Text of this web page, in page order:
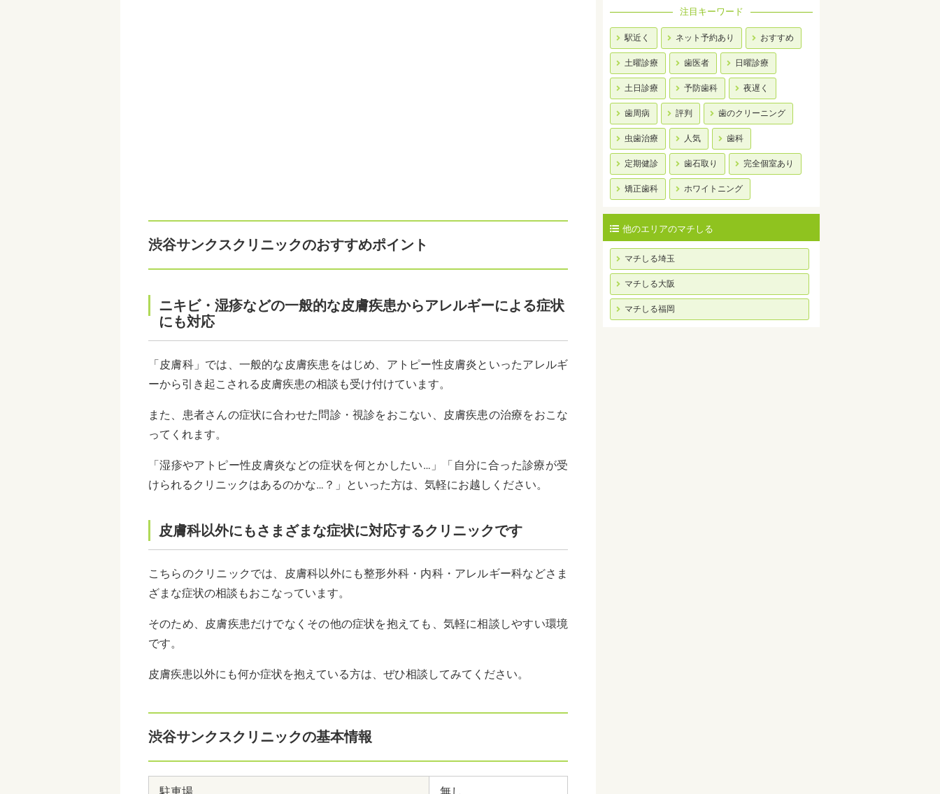
渋谷サンクスクリニックのおすすめポイント
ニキビ・湿疹などの一般的な皮膚疾患からアレルギーによる症状
にも対応
「皮膚科」では、一般的な皮膚疾患をはじめ、アトピー性皮膚炎といったアレルギ
ーから引き起こされる皮膚疾患の相談も受け付けています。
また、患者さんの症状に合わせた問診・視診をおこない、皮膚疾患の治療をおこな
ってくれます。
「湿疹やアトピー性皮膚炎などの症状を何とかしたい…」「自分に合った診療が受
けられるクリニックはあるのかな…？」といった方は、気軽にお越しください。
皮膚科以外にもさまざまな症状に対応するクリニックです
こちらのクリニックでは、皮膚科以外にも整形外科・内科・アレルギー科などさま
ざまな症状の相談もおこなっています。
そのため、皮膚疾患だけでなくその他の症状を抱えても、気軽に相談しやすい環境
です。
皮膚疾患以外にも何か症状を抱えている方は、ぜひ相談してみてください。
渋谷サンクスクリニックの基本情報
駐車場 無し
注目キーワード
駅近く ネット予約あり おすすめ
土曜診療 歯医者 日曜診療
土日診療 予防歯科 夜遅く
歯周病 評判 歯のクリーニング
虫歯治療 人気 歯科
定期健診 歯石取り 完全個室あり
矯正歯科 ホワイトニング
他のエリアのマチしる
マチしる埼玉
マチしる大阪
マチしる福岡